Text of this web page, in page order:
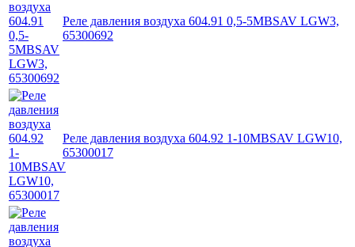
Реле давления воздуха 604.91 0,5-5MBSAV LGW3,
65300692
Реле давления воздуха 604.92 1-10MBSAV LGW10,
65300017